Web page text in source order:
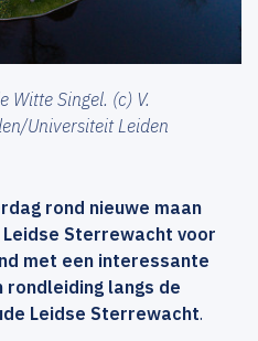
Witte Singel. (c) V.
Universiteit Leiden
rond nieuwe maan
Sterrewacht voor
met een interessante
rondleiding langs de
Leidse Sterrewacht.